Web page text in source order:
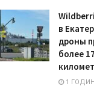
в
дроны
более
1